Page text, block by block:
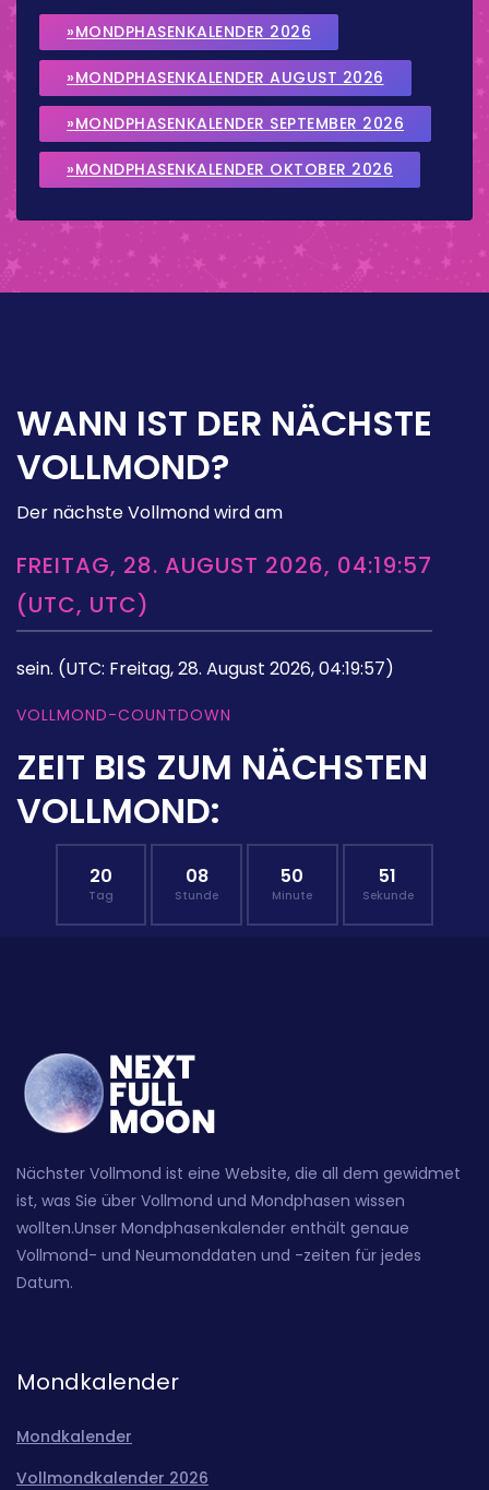
»MONDPHASENKALENDER 2026
»MONDPHASENKALENDER AUGUST 2026
»MONDPHASENKALENDER SEPTEMBER 2026
»MONDPHASENKALENDER OKTOBER 2026
WANN IST DER NÄCHSTE
VOLLMOND?
Der nächste Vollmond wird am
FREITAG, 28. AUGUST 2026, 04:19:57
(UTC, UTC)
sein. (UTC: Freitag, 28. August 2026, 04:19:57)
VOLLMOND-COUNTDOWN
ZEIT BIS ZUM NÄCHSTEN
VOLLMOND:
20
Tag
08
Stunde
50
Minute
50
Sekunde
Nächster Vollmond ist eine Website, die all dem gewidmet
ist, was Sie über Vollmond und Mondphasen wissen
wollten.Unser Mondphasenkalender enthält genaue
Vollmond- und Neumonddaten und -zeiten für jedes
Datum.
Mondkalender
Mondkalender
Vollmondkalender 2026